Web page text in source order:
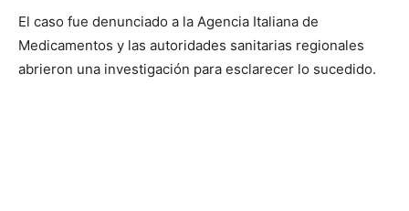
El caso fue denunciado a la Agencia Italiana de
Medicamentos y las autoridades sanitarias regionales
abrieron una investigación para esclarecer lo sucedido.